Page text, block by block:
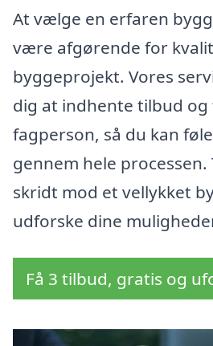
At vælge en erfaren
være afgørende for
byggeprojekt. Vores
dig at indhente tilbud
fagperson, så du kan
gennem hele
skridt mod et vellykket
udforske dine
Få 3 tilbud, gratis og